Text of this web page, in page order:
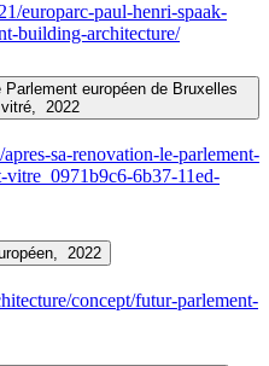
europarc-paul-henri-spaak-
building-architecture/
européen de Bruxelles
2022
sa-renovation-le-parlement-
vitre_0971b9c6-6b37-11ed-
2022
concept/futur-parlement-